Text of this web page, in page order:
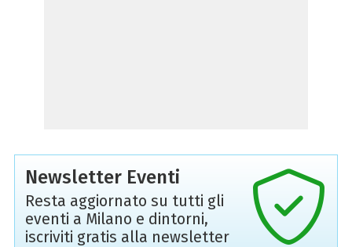
Newsletter Eventi
Resta aggiornato su tutti gli
eventi a Milano e dintorni,
iscriviti gratis alla newsletter